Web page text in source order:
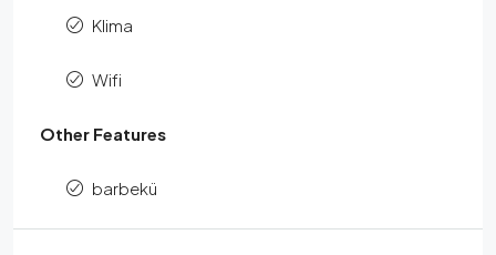
Klima
Wifi
Other Features
barbekü